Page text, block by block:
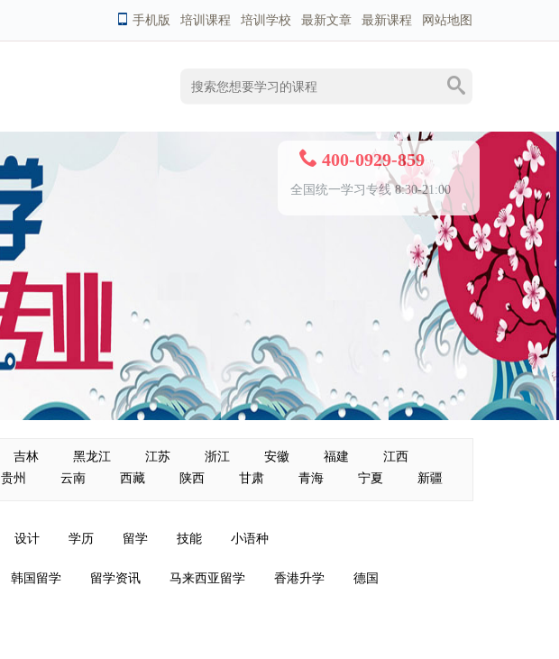
手机版 培训课程 培训学校 最新文章 最新课程 网站地图
400-0929-859
全国统一学习专线 8:30-21:00
吉林 黑龙江 江苏 浙江 安徽 福建
江西
贵州 云南 西藏 陕西 甘肃 青海 宁夏 新疆
设计 学历 留学 技能 小语种
韩国留学 留学资讯 马来西亚留学 香港升学 德国